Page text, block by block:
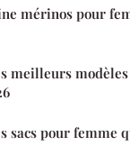
mérinos pour
meilleurs
sacs pour femme